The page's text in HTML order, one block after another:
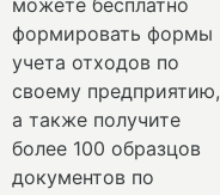
можете бесплатно
формировать формы
учета отходов по
своему предприятию,
а также получите
более 100 образцов
документов по